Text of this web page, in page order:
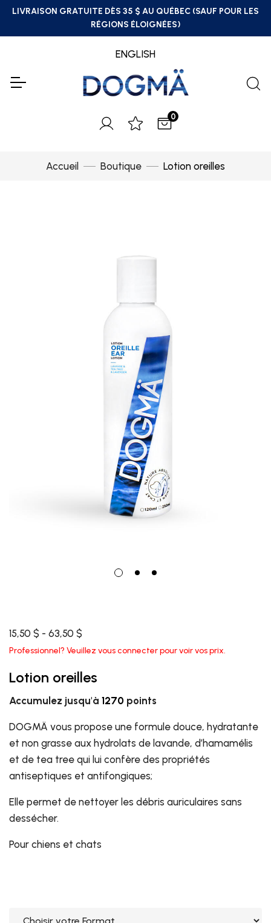
LIVRAISON GRATUITE DÈS 35 $ AU QUÉBEC (SAUF POUR LES
RÉGIONS ÉLOIGNÉES)
ENGLISH
0
Accueil Boutique Lotion oreilles
15,50 $ - 63,50 $
Professionnel? Veuillez vous connecter pour voir vos prix.
Lotion oreilles
Accumulez jusqu'à 1270 points
DOGMÄ vous propose une formule douce, hydratante
et non grasse aux hydrolats de lavande, d’hamamélis
et de tea tree qui lui confère des propriétés
antiseptiques et antifongiques;
Elle permet de nettoyer les débris auriculaires sans
dessécher.
Pour chiens et chats